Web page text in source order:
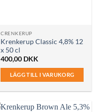
CRENKERUP
Krenkerup Classic 4,8% 12
x 50 cl
400,00 DKK
LÄGG TILL I VARUKORG